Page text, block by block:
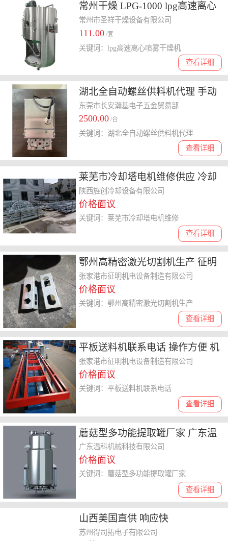
常州干燥 LPG-1000 lpg高速离心
喷雾干燥机
常州市圣祥干燥设备有限公司
111.00 /套
查看详细
关键词：lpg高速离心喷雾干燥机
湖北全自动螺丝供料机代理 手动
供料器 可零售批发
东莞市长安瀚基电子五金贸易部
2500.00 /台
查看详细
关键词：湖北全自动螺丝供料机代理
莱芜市冷却塔电机维修供应 冷却
塔填料布水器
陕西旌创冷却设备有限公司
价格面议
查看详细
关键词：莱芜市冷却塔电机维修
鄂州高精密激光切割机生产 征明
机电设备 玻璃激光切割设备
张家港市征明机电设备制造有限公司
价格面议
查看详细
关键词：鄂州高精密激光切割机生产
平板送料机联系电话 操作方便 机
架轻巧
张家港市征明机电设备制造有限公司
价格面议
查看详细
关键词：平板送料机联系电话
蘑菇型多功能提取罐厂家 广东温
科机械科技 提取罐厂家批发
广东温科机械科技有限公司
价格面议
查看详细
关键词：蘑菇型多功能提取罐厂家
山西美国直供 响应快
苏州得司拓电子有限公司